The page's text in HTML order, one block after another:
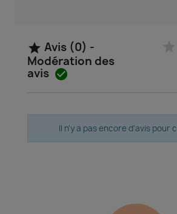
 Avis (0) -
Modération des
avis 
Il n'y a pas encore d'avis pour